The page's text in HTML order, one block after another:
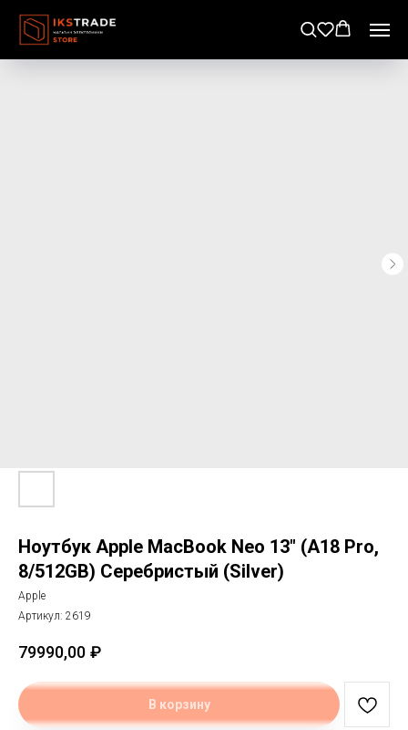
Ноутбук Apple MacBook Neo 13" (A18 Pro,
8/512GB) Серебристый (Silver)
Apple
Артикул: 2619
79990,00 ₽
В корзину